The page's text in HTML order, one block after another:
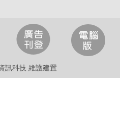
訊科技 維護建置